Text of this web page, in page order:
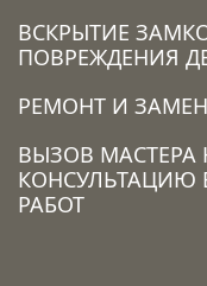
ВСКРЫТИЕ
ПОВРЕЖДЕНИЯ
РЕМОНТ И
ВЫЗОВ МАСТЕРА
КОНСУЛЬТАЦИЮ
РАБОТ